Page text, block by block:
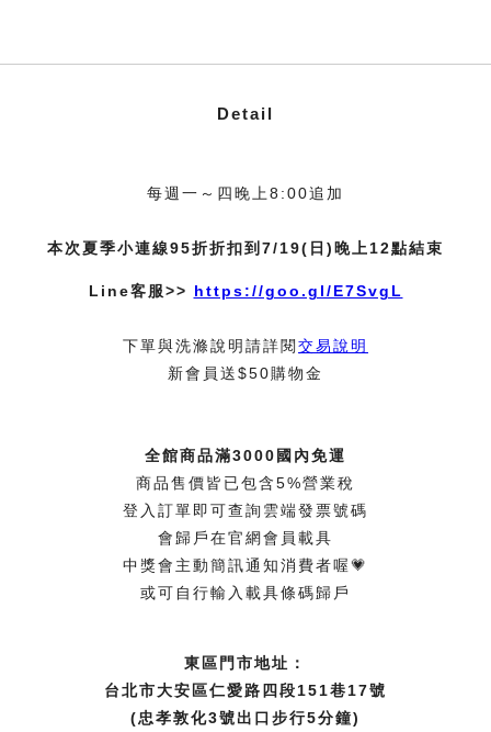
Detail
每週一～四晚上8:00追加
本次夏季小連線95折折扣到7/19(日)晚上12點結束
Line客服>> https://goo.gl/E7SvgL
下單與洗滌說明請詳閱交易說明
新會員送$50購物金
全館商品滿3000國內免運
商品售價皆已包含5%營業稅
登入訂單即可查詢雲端發票號碼
會歸戶在官網會員載具
中獎會主動簡訊通知消費者喔💗
或可自行輸入載具條碼歸戶
東區門市地址：
台北市大安區仁愛路四段151巷17號
(忠孝敦化3號出口步行5分鐘)